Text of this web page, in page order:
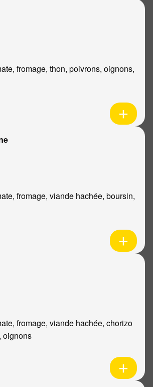
fromage, thon, poivrons, oignons,
fromage, viande hachée, boursin,
fromage, viande hachée, chorizo
oignons